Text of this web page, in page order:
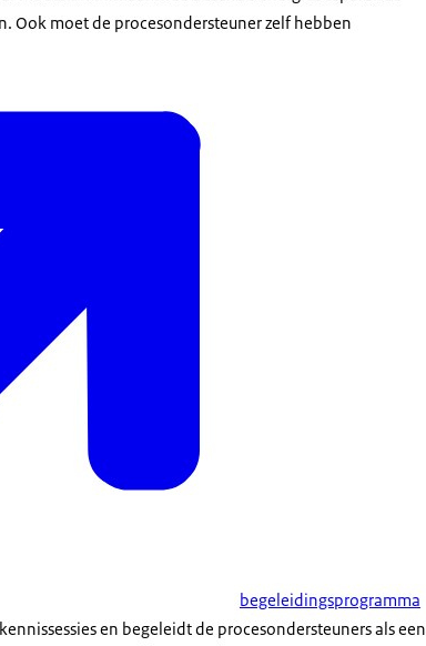
Ook moet de procesondersteuner zelf hebben
begeleidingsprogramma
en begeleidt de procesondersteuners als een